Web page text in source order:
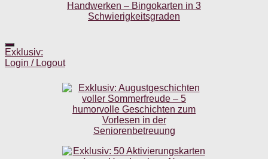
Exklusiv:
Login / Logout